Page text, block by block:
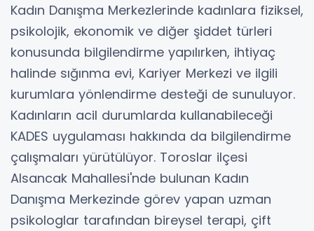
Kadın Danışma Merkezlerinde kadınlara fiziksel,
psikolojik, ekonomik ve diğer şiddet türleri
konusunda bilgilendirme yapılırken, ihtiyaç
halinde sığınma evi, Kariyer Merkezi ve ilgili
kurumlara yönlendirme desteği de sunuluyor.
Kadınların acil durumlarda kullanabileceği
KADES uygulaması hakkında da bilgilendirme
çalışmaları yürütülüyor. Toroslar ilçesi
Alsancak Mahallesi'nde bulunan Kadın
Danışma Merkezinde görev yapan uzman
psikologlar tarafından bireysel terapi, çift